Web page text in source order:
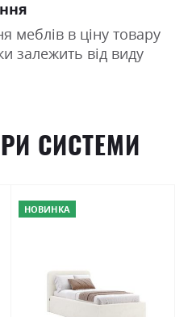
меблів в ціну товару
залежить від виду
СИСТЕМИ
НОВИНКА